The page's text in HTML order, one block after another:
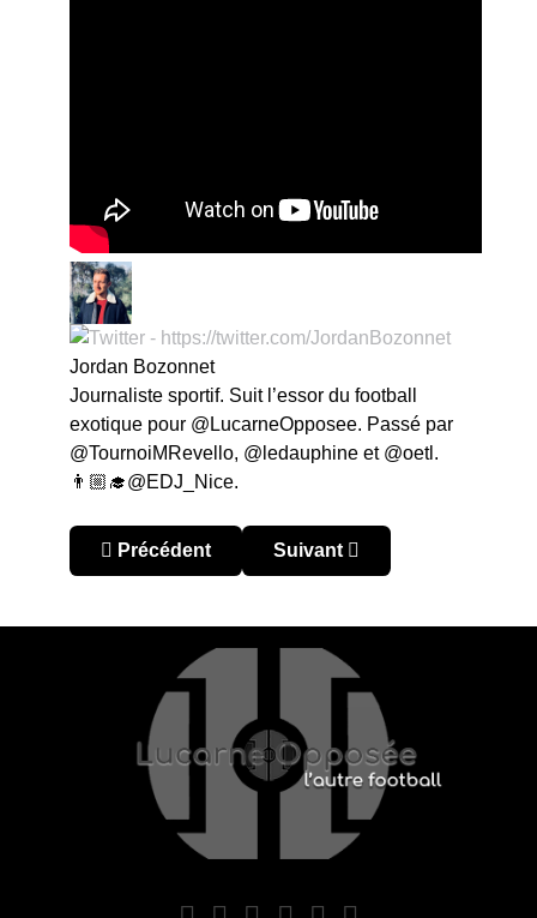
Jordan Bozonnet
Journaliste sportif. Suit l’essor du football
exotique pour @LucarneOpposee. Passé par
@TournoiMRevello, @ledauphine et @oetl.
👨🏼‍🎓@EDJ_Nice.
Article précédent : Coupe d’Asie 2019 : Félix
Précédent Article suivant : Coupe
Suivant